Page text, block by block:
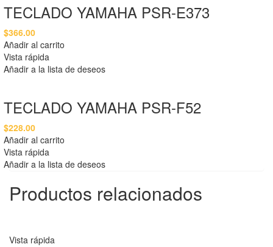
TECLADO YAMAHA PSR-E373
$366.00
Añadir al carrito
Vista rápida
Añadir a la lista de deseos
TECLADO YAMAHA PSR-F52
$228.00
Añadir al carrito
Vista rápida
Añadir a la lista de deseos
Productos relacionados
Vista rápida